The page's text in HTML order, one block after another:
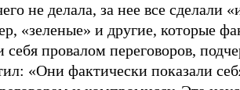
не делала, за нее все сделали
«зеленые» и другие, которые
себя провалом переговоров,
«Они фактически показали